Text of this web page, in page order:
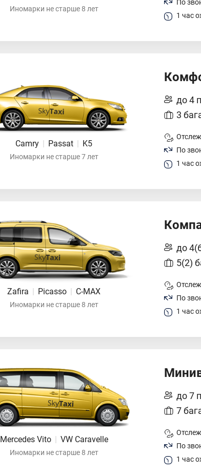
Иномарки не старше 8 лет
По
1 час
Camry | Passat | K5
Иномарки не старше 7 лет
до 4
3
По
1 час
Zafira | Picasso | C-MAX
Иномарки не старше 8 лет
до
5(2)
По
1 час
Mercedes Vito | VW Caravelle
Иномарки не старше 8 лет
до 7
7
По
1 час